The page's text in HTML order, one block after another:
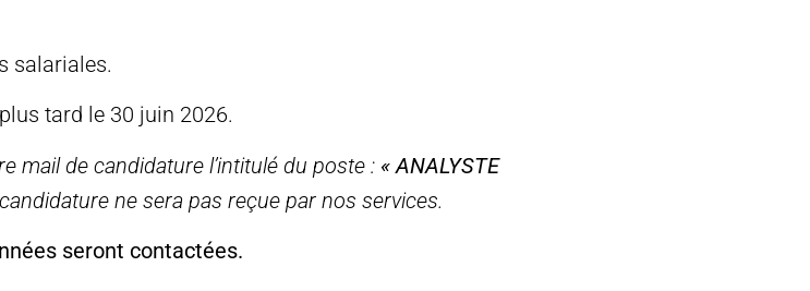
salariales.
tard le 30 juin 2026.
mail de candidature l’intitulé du poste : « ANALYSTE
ne sera pas reçue par nos services.
seront contactées.